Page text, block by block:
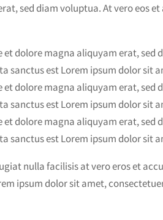
sed diam voluptua. At vero eos et
dolore magna aliquyam erat, sed
sanctus est Lorem ipsum dolor sit
dolore magna aliquyam erat, sed
sanctus est Lorem ipsum dolor sit
dolore magna aliquyam erat, sed
sanctus est Lorem ipsum dolor sit
nulla facilisis at vero eros et
ipsum dolor sit amet,